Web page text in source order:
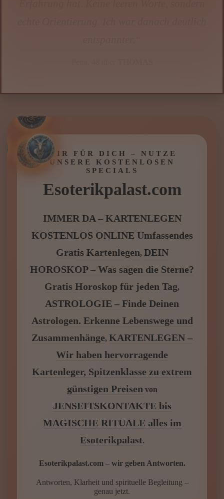
was ich tun soll, sondern mir gezeigt,
drehe. Drei Wochen später habe ich genau
die Entscheidung getroffen, vor der ich
solche Angst hatte – und es war richtig.
Dieses Gespräch hat mich innerlich befreit.
Ich möchte mich wirklich dafür von Herzen
für Deine Hilfe bedanken ⭐⭐⭐⭐⭐“
WIR FÜR DICH – NUTZE
UNSERE KOSTENLOSEN
SPECIALS
Esoterikpalast.com
Gratis Horoskop für jeden Tag,
ASTROLOGIE – Finde Deinen